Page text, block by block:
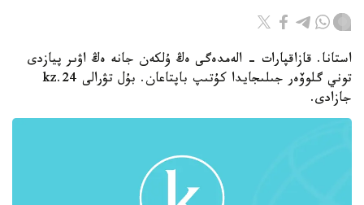
استانا. قازاقپارات - الەمدەگى ەڭ ۇلكەن جانە ەڭ اۋىر پيازدى
توني گلوۆەر جىلىجايدا كۇتىپ باپتاعان. بۇل تۋرالى 24.kz
جازادى.